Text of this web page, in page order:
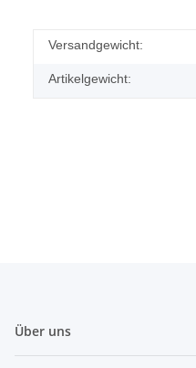
Versandgewicht:
Artikelgewicht:
Über uns